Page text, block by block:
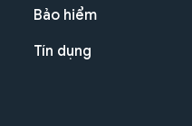
Bảo hiểm
Tín dụng